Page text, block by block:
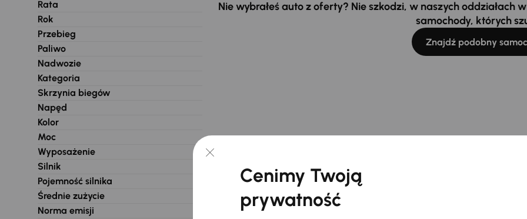
Rata
Rok
Przebieg
Paliwo
Nadwozie
Kategoria
Skrzynia biegów
Napęd
Kolor
Moc
Wyposażenie
Silnik
Pojemność silnika
Średnie zużycie
Norma emisji
Nie wybrałeś auto z oferty? Nie szkodzi, w naszych oddziałach
samochody, których
Znajdź podobny
Cenimy Twoją
prywatność